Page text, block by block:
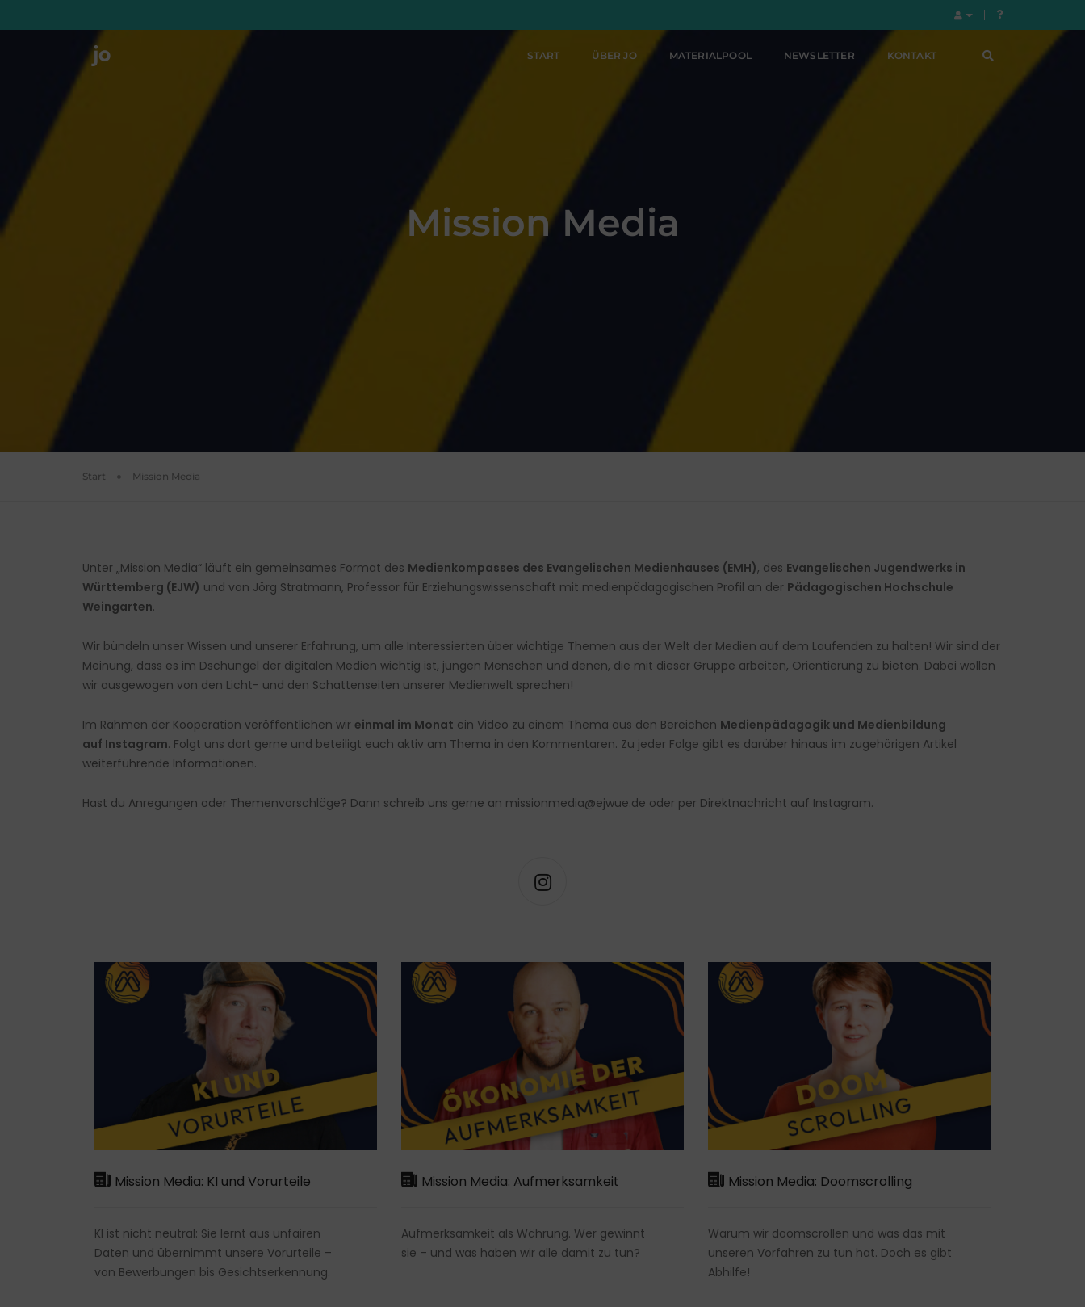
START ÜBER JO MATERIALPOOL NEWSLETTER KONTAKT
Mission Media
Start Mission Media
Unter „Mission Media“ läuft ein gemeinsames Format des Medienkompasses des Evangelischen Medienhauses (EMH), des Evangelischen Jugendwerks in
Württemberg (EJW) und von Jörg Stratmann, Professor für Erziehungswissenschaft mit medienpädagogischen Profil an der Pädagogischen Hochschule
Weingarten.
Wir bündeln unser Wissen und unserer Erfahrung, um alle Interessierten über wichtige Themen aus der Welt der Medien auf dem Laufenden zu halten! Wir sind der
Meinung, dass es im Dschungel der digitalen Medien wichtig ist, jungen Menschen und denen, die mit dieser Gruppe arbeiten, Orientierung zu bieten. Dabei wollen
wir ausgewogen von den Licht- und den Schattenseiten unserer Medienwelt sprechen!
Im Rahmen der Kooperation veröffentlichen wir einmal im Monat ein Video zu einem Thema aus den Bereichen Medienpädagogik und Medienbildung
auf Instagram. Folgt uns dort gerne und beteiligt euch aktiv am Thema in den Kommentaren. Zu jeder Folge gibt es darüber hinaus im zugehörigen Artikel
weiterführende Informationen.
Hast du Anregungen oder Themenvorschläge? Dann schreib uns gerne an missionmedia@ejwue.de oder per Direktnachricht auf Instagram.
Mission Media: KI und Vorurteile
KI ist nicht neutral: Sie lernt aus unfairen
Daten und übernimmt unsere Vorurteile –
von Bewerbungen bis Gesichtserkennung.
Mission Media: Aufmerksamkeit
Aufmerksamkeit als Währung. Wer gewinnt
sie – und was haben wir alle damit zu tun?
Mission Media: Doomscrolling
Warum wir doomscrollen und was das mit
unseren Vorfahren zu tun hat. Doch es gibt
Abhilfe!